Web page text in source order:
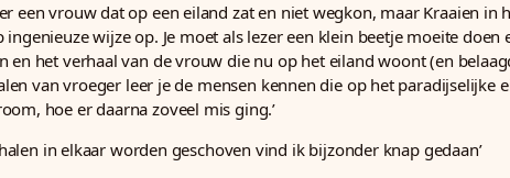
een vrouw dat op een eiland zat en niet wegkon, maar Kraaien
wijze op. Je moet als lezer een klein beetje moeite
en het verhaal van de vrouw die nu op het eiland woont (en
van vroeger leer je de mensen kennen die op het
hoe er daarna zoveel mis ging.’
in elkaar worden geschoven vind ik bijzonder knap gedaan’